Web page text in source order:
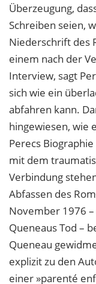
Überzeugung,
Schreiben seien,
Niederschrift des
einem nach der
Interview, sagt
sich wie ein
abfahren kann.
hingewiesen, wie
Perecs
mit dem
Verbindung
Abfassen des
November 1976
Queneaus Tod –
Queneau
explizit zu den
einer »parenté